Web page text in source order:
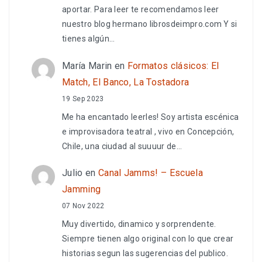
aportar. Para leer te recomendamos leer
nuestro blog hermano librosdeimpro.com Y si
tienes algún…
María Marin en Formatos clásicos: El
Match, El Banco, La Tostadora
19 Sep 2023
Me ha encantado leerles! Soy artista escénica
e improvisadora teatral , vivo en Concepción,
Chile, una ciudad al suuuur de…
Julio en Canal Jamms! – Escuela
Jamming
07 Nov 2022
Muy divertido, dinamico y sorprendente.
Siempre tienen algo original con lo que crear
historias segun las sugerencias del publico.